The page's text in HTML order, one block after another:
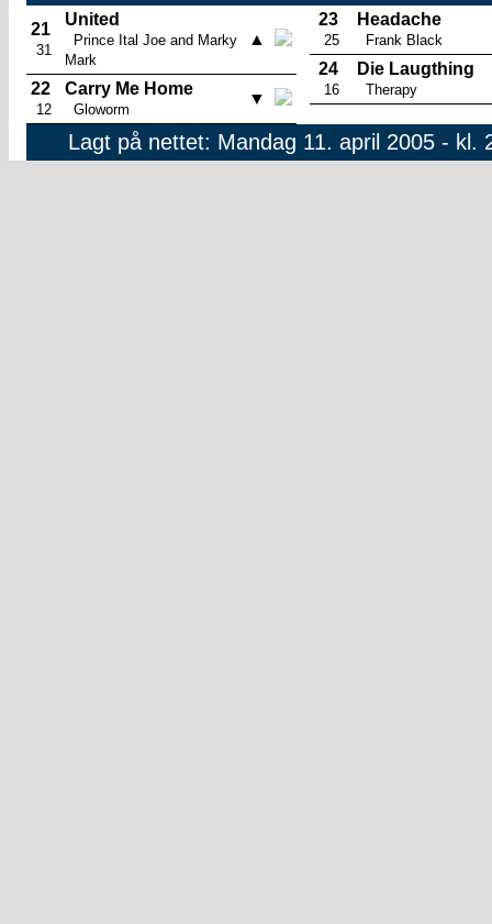
21
31
United
Prince Ital Joe and Marky
Mark
▲
22
12
Carry Me Home
Gloworm
▼
23
25
Headache
Frank Black
24
16
Die Laugthing
Therapy
Lagt på nettet: Mandag 11. april 2005 - kl.